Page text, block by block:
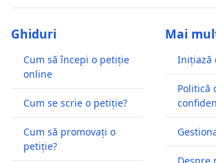
Ghiduri
Cum să începi o petiție
online
Cum se scrie o petiție?
Cum să promovați o
petiție?
Mai
Inițiază
Politică